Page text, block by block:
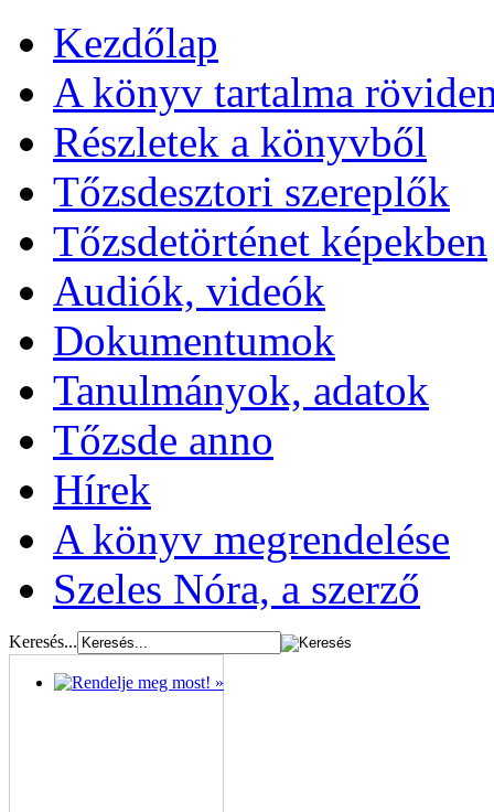
Kezdőlap
A könyv tartalma
Részletek a könyvből
Tőzsdesztori szereplők
Tőzsdetörténet képekben
Audiók, videók
Dokumentumok
Tanulmányok, adatok
Tőzsde anno
Hírek
A könyv megrendelése
Szeles Nóra, a szerző
Keresés...